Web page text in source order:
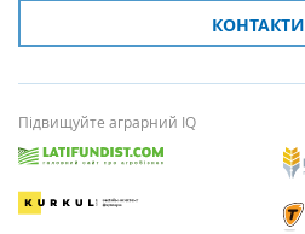
КОНТАКТИ
Підвищуйте аграрний IQ